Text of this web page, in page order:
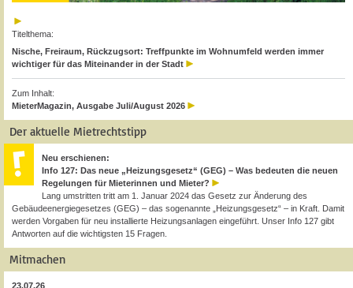
Titelthema:
Nische, Freiraum, Rückzugsort: Treffpunkte im Wohnumfeld werden immer
wichtiger für das Miteinander in der Stadt
Zum Inhalt:
MieterMagazin, Ausgabe Juli/August 2026
Der aktuelle Mietrechtstipp
Neu erschienen:
Info 127: Das neue „Heizungsgesetz“ (GEG) – Was bedeuten die neuen
Regelungen für Mieterinnen und Mieter?
Lang umstritten tritt am 1. Januar 2024 das Gesetz zur Änderung des
Gebäudeenergiegesetzes (GEG) – das sogenannte „Heizungsgesetz“ – in Kraft. Damit
werden Vorgaben für neu installierte Heizungsanlagen eingeführt. Unser Info 127 gibt
Antworten auf die wichtigsten 15 Fragen.
Mitmachen
23.07.26